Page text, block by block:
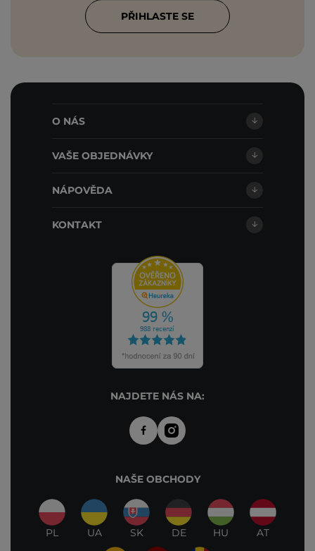
PŘIHLASTE SE
O NÁS
VAŠE OBJEDNÁVKY
NÁPOVĚDA
KONTAKT
NAJDETE NÁS NA:
NAŠE OBCHODY
PL UA SK DE HU AT